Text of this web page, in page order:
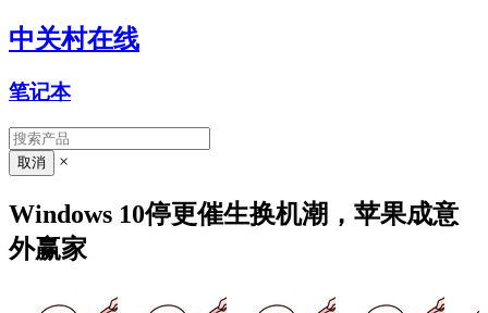
中关村在线
笔记本
×
Windows 10停更催生换机潮，苹果成意
外赢家